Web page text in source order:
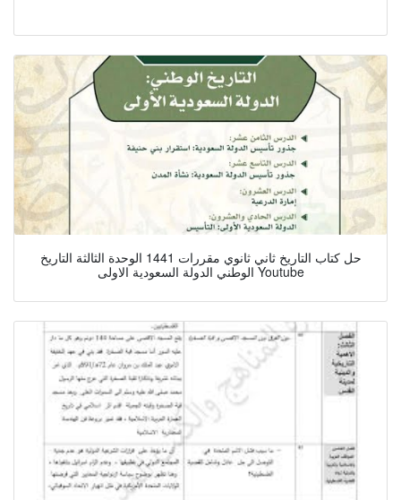
حل كتاب التاريخ ثاني ثانوي مقررات 1441 الوحدة الثالثة التاريخ
الوطني الدولة السعودية الاولى Youtube